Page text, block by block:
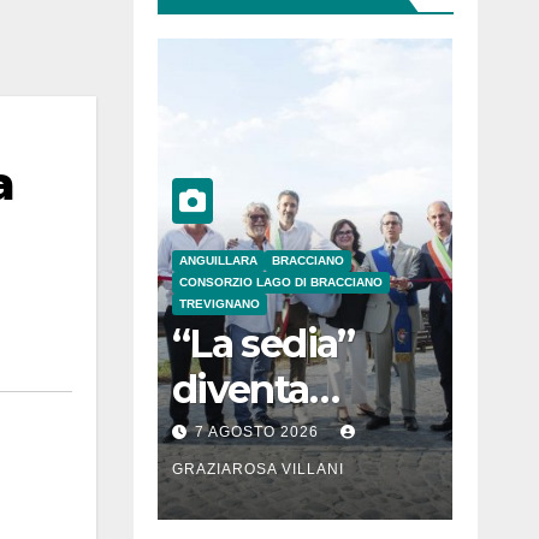
ANGUILLARA
BRACCIANO
CONSORZIO LAGO DI BRACCIANO
TREVIGNANO
“La sedia”
diventa
Belvedere sul
lago di
Bracciano: ieri
7 AGOSTO 2026
GRAZIAROSA VILLANI